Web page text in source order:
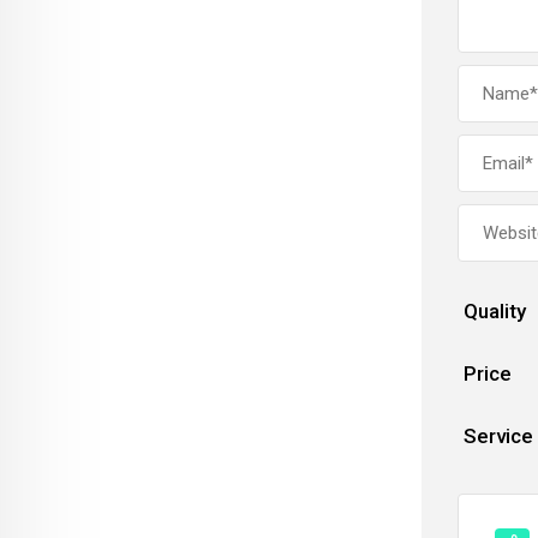
Quality
Price
Service